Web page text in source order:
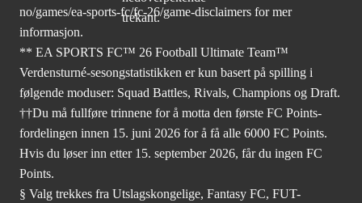
no/games/ea-sports-fc/fc-26/game-disclaimers for mer
informasjon.
** EA SPORTS FC™ 26 Football Ultimate Team™
Verdensturné-sesongstatistikken er kun basert på spilling i
følgende moduser: Squad Battles, Rivals, Champions og Draft.
††Du må fullføre trinnene for å motta den første FC Points-
fordelingen innen 15. juni 2026 for å få alle 6000 FC Points.
Hvis du løser inn etter 15. september 2026, får du ingen FC
Points.
§ Valg trekkes fra Utslagskongelige, Fantasy FC, FUT-